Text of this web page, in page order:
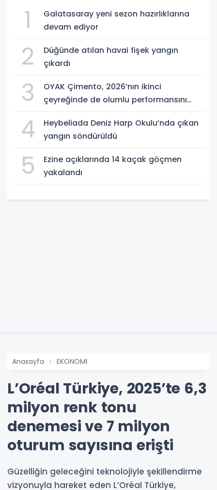
1
Galatasaray yeni sezon hazırlıklarına
devam ediyor
2
Düğünde atılan havai fişek yangın
çıkardı
3
OYAK Çimento, 2026’nın ikinci
çeyreğinde de olumlu performansını
4
Heybeliada Deniz Harp Okulu’nda çıkan
yangın söndürüldü
5
Ezine açıklarında 14 kaçak göçmen
yakalandı
Anasayfa EKONOMİ
L’Oréal Türkiye, 2025’te 6,3
milyon renk tonu
denemesi ve 7 milyon
oturum sayısına erişti
Güzelliğin geleceğini teknolojiyle şekillendirme
vizyonuyla hareket eden L’Oréal Türkiye,